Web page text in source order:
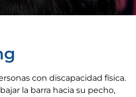
con discapacidad física.
la barra hacia su pecho,